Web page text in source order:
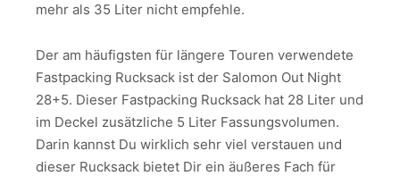
mehr als 35 Liter nicht empfehle.
Der am häufigsten für längere Touren verwendete
Fastpacking Rucksack ist der Salomon Out Night
28+5. Dieser Fastpacking Rucksack hat 28 Liter und
im Deckel zusätzliche 5 Liter Fassungsvolumen.
Darin kannst Du wirklich sehr viel verstauen und
dieser Rucksack bietet Dir ein äußeres Fach für